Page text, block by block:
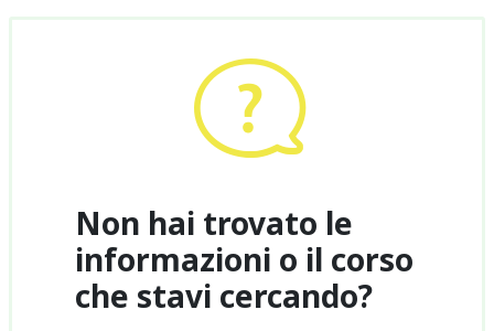
Non hai trovato le
informazioni o il corso
che stavi cercando?